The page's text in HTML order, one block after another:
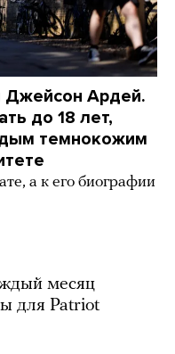
Джейсон Ардей.
до 18 лет,
темнокожим
а к его биографии
месяц
для Patriot